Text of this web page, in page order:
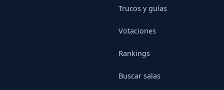
Trucos y guías
Votaciones
Rankings
Buscar salas